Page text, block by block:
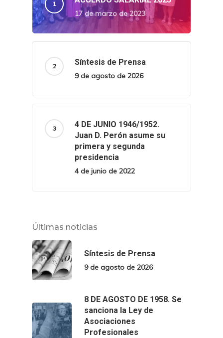
17 de marzo de 2023
Síntesis de Prensa
9 de agosto de 2026
4 DE JUNIO 1946/1952.
Juan D. Perón asume su
primera y segunda
presidencia
4 de junio de 2022
Últimas noticias
Síntesis de Prensa
9 de agosto de 2026
8 DE AGOSTO DE 1958. Se
sanciona la Ley de
Asociaciones
Profesionales